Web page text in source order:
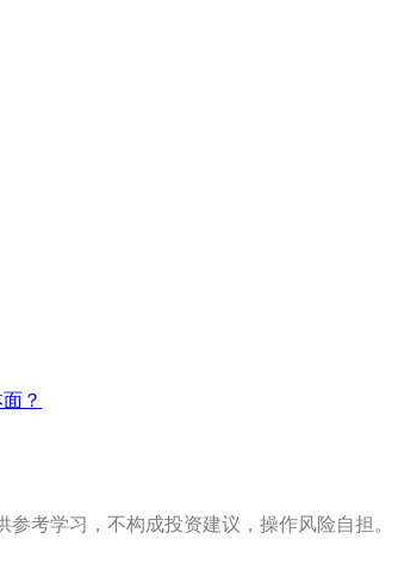
？
参考学习，不构成投资建议，操作风险自担。